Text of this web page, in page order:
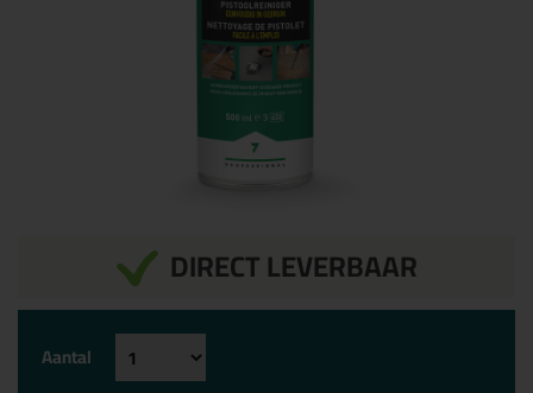
DIRECT LEVERBAAR
Aantal